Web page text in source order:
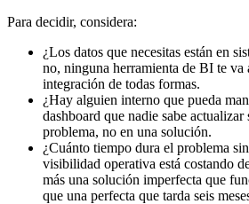
Para decidir, considera:
¿Los datos que necesitas están en
no, ninguna herramienta de BI te va
integración de todas formas.
¿Hay alguien interno que pueda
dashboard que nadie sabe actualizar
problema, no en una solución.
¿Cuánto tiempo dura el problema
visibilidad operativa está costando
más una solución imperfecta que
que una perfecta que tarda seis